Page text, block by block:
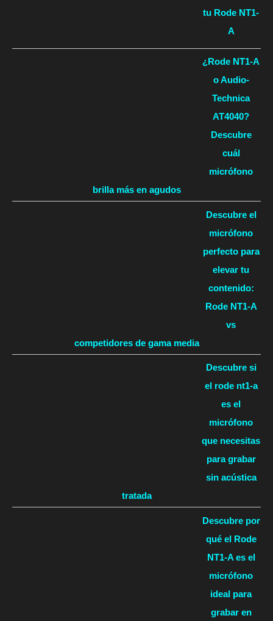
tu Rode NT1-
A
¿Rode NT1-A
o Audio-
Technica
AT4040?
Descubre
cuál
micrófono
brilla más en agudos
Descubre el
micrófono
perfecto para
elevar tu
contenido:
Rode NT1-A
vs
competidores de gama media
Descubre si
el rode nt1-a
es el
micrófono
que necesitas
para grabar
sin acústica
tratada
Descubre por
qué el Rode
NT1-A es el
micrófono
ideal para
grabar en